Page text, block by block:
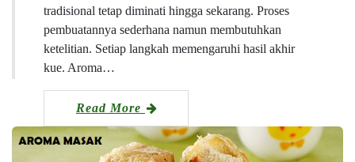
tradisional tetap diminati hingga sekarang. Proses
pembuatannya sederhana namun membutuhkan
ketelitian. Setiap langkah memengaruhi hasil akhir
kue. Aroma…
Read More